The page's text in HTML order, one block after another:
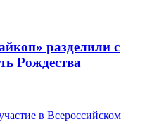
разделили с
Рождества